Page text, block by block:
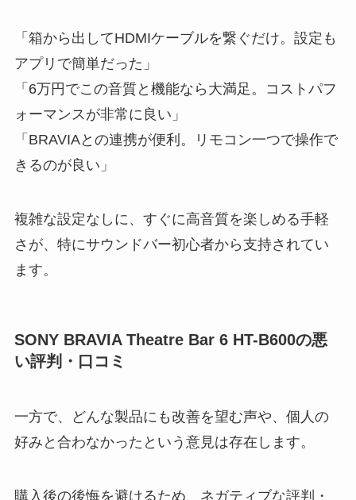
「箱から出してHDMIケーブルを繋ぐだけ。設定も
アプリで簡単だった」
「6万円でこの音質と機能なら大満足。コストパフ
ォーマンスが非常に良い」
「BRAVIAとの連携が便利。リモコン一つで操作で
きるのが良い」
複雑な設定なしに、すぐに高音質を楽しめる手軽
さが、特にサウンドバー初心者から支持されてい
ます。
SONY BRAVIA Theatre Bar 6 HT-B600の悪
い評判・口コミ
一方で、どんな製品にも改善を望む声や、個人の
好みと合わなかったという意見は存在します。
購入後の後悔を避けるため、ネガティブな評判・